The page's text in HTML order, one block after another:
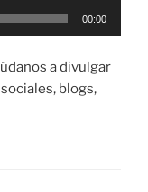
00:00
a divulgar
blogs,